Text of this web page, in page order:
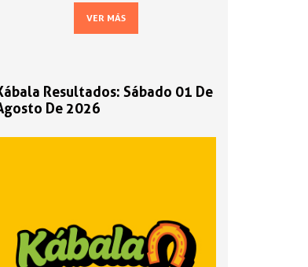
VER MÁS
Resultados: Sábado 01 De
De 2026